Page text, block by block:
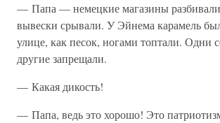
— Папа — немецкие магазины
вывески срывали. У Эйнема карамель
улице, как песок, ногами топтали. Одни
другие запрещали.
— Какая дикость!
— Папа, ведь это хорошо! Это